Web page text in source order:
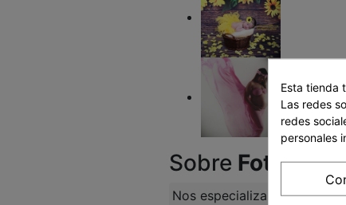
Sobre
Nos especializamos
Esta tienda
Las redes
redes
personales